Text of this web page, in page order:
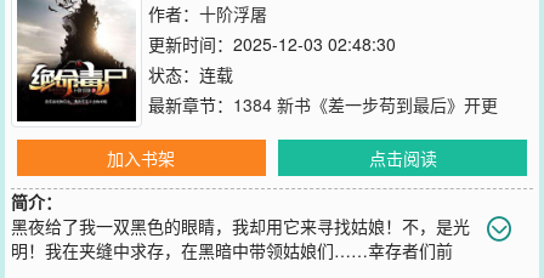
作者： 十阶浮屠
更新时间：2025-12-03 02:48:30
状态：连载
最新章节： 1384 新书《差一步苟到最后》开更
加入书架
点击阅读
简介：
黑夜给了我一双黑色的眼睛，我却用它来寻找姑娘！不，是光
明！我在夹缝中求存，在黑暗中带领姑娘们……幸存者们前